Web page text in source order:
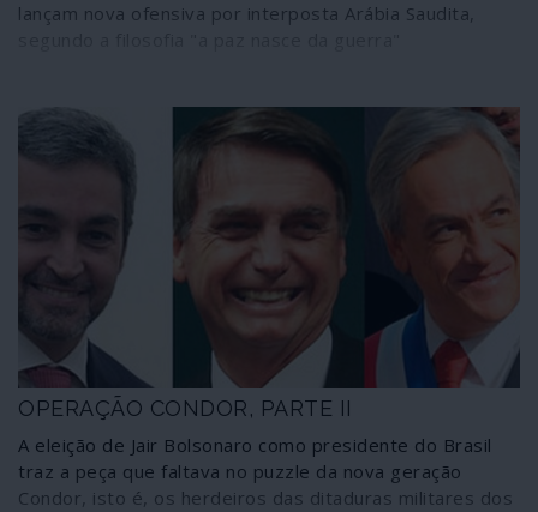
lançam nova ofensiva por interposta Arábia Saudita,
OPERAÇÃO CONDOR, PARTE II
A eleição de Jair Bolsonaro como presidente do Brasil
traz a peça que faltava no puzzle da nova geração
Condor, isto é, os herdeiros das ditaduras militares dos